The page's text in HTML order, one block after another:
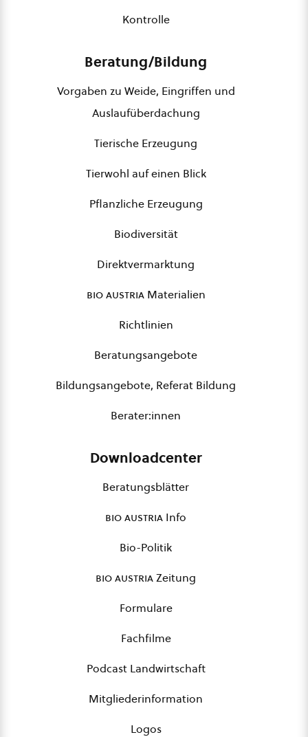
Kontrolle
Beratung/Bildung
Vorgaben zu Weide, Eingriffen und
Auslaufüberdachung
Tierische Erzeugung
Tierwohl auf einen Blick
Pflanzliche Erzeugung
Biodiversität
Direktvermarktung
bio austriaMaterialien
Richtlinien
Beratungsangebote
Bildungsangebote, Referat Bildung
Berater:innen
Downloadcenter
Beratungsblätter
bio austria Info
Bio-Politik
bio austriaZeitung
Formulare
Fachfilme
Podcast Landwirtschaft
Mitgliederinformation
Logos